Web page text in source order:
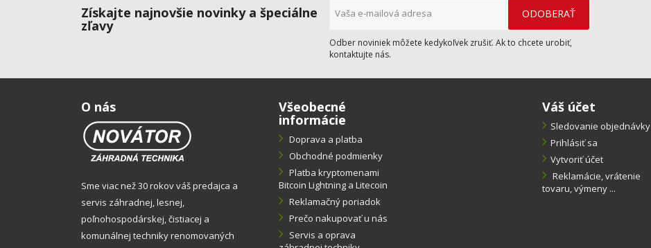
Získajte najnovšie novinky a špeciálne
zľavy
Odber noviniek môžete kedykoľvek zrušiť. Ak to chcete urobiť,
kontaktujte nás.
O nás
Sme viac než 30 rokov váš predajca a
servis záhradnej, lesnej,
poľnohospodárskej, čistiacej a
komunálnej techniky renomovaných
Všeobecné
informácie
Doprava a platba
Obchodné podmienky
Platba kryptomenami
Bitcoin Lightning a Litecoin
Reklamačný poriadok
Prečo nakupovať u nás
Servis a oprava
Váš účet
Sledovanie objednávky
Prihlásiť sa
Vytvoriť účet
Reklamácie, vrátenie
tovaru, výmeny ...